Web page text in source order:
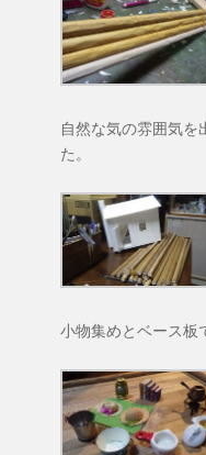
自然な気の雰囲気を
た。
小物集めとベース板